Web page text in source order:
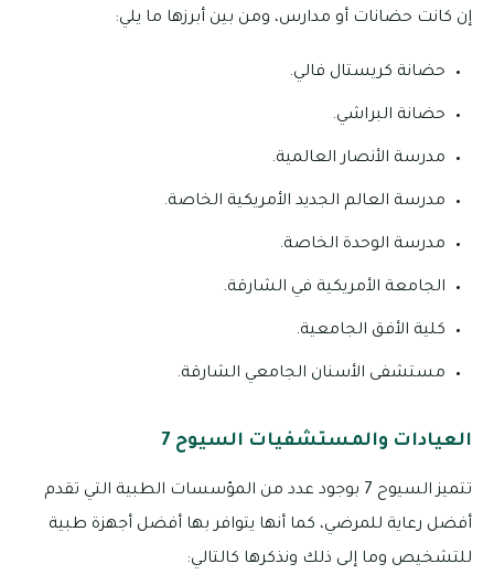
إن كانت حضانات أو مدارس، ومن بين أبرزها ما يلي:
حضانة كريستال فالي.
حضانة البراشي.
مدرسة الأنصار العالمية.
مدرسة العالم الجديد الأمريكية الخاصة.
مدرسة الوحدة الخاصة.
الجامعة الأمريكية في الشارقة.
كلية الأفق الجامعية.
مستشفى الأسنان الجامعي الشارقة.
العيادات والمستشفيات السيوح 7
تتميز السيوح 7 بوجود عدد من المؤسسات الطبية التي تقدم
أفضل رعاية للمرضي، كما أنها يتوافر بها أفضل أجهزة طبية
للتشخيص وما إلى ذلك ونذكرها كالتالي: